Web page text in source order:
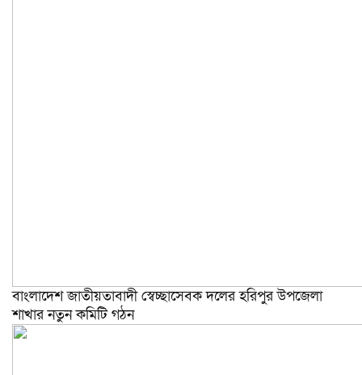
বাংলাদেশ জাতীয়তাবাদী স্বেচ্ছাসেবক দলের হরিপুর উপজেলা
শাখার নতুন কমিটি গঠন